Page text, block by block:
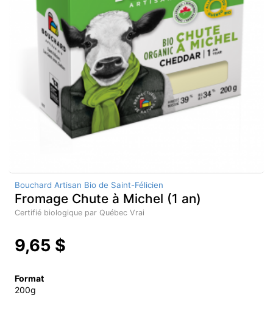
Bouchard Artisan Bio de Saint-Félicien
Fromage Chute à Michel (1 an)
Certifié biologique par Québec Vrai
9,65 $
Format
200g